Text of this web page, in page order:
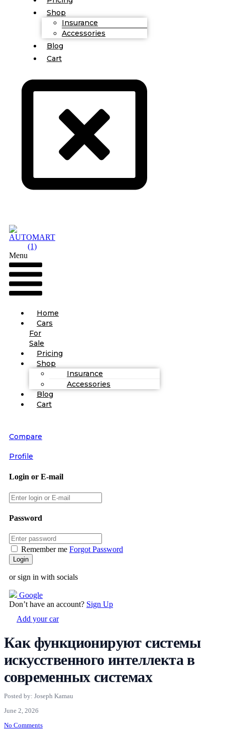
Shop
Insurance
Accessories
Blog
Cart
Menu
Home
Cars
For
Sale
Pricing
Shop
Insurance
Accessories
Blog
Cart
Compare
Profile
Login or E-mail
Password
Remember me Forgot Password
or sign in with socials
Google
Don’t have an account? Sign Up
Add your car
Как функционируют системы
искусственного интеллекта в
современных системах
Posted by: Joseph Kamau
June 2, 2026
No Comments